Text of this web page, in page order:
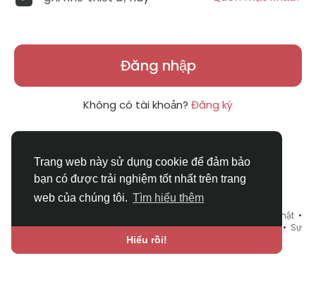
Trang web này sử dụng cookie để đảm bảo
bạn có được trải nghiệm tốt nhất trên trang
web của chúng tôi. Tìm hiểu thêm
Hiểu rồi!
Đăng nhập
Không có tài khoản? Đăng ký
Chính sách bảo mật •
Liên hệ chúng tôi•Bao Quát•Danh mục•Blog•Diễn đàn• Sự
Chợ Tình•